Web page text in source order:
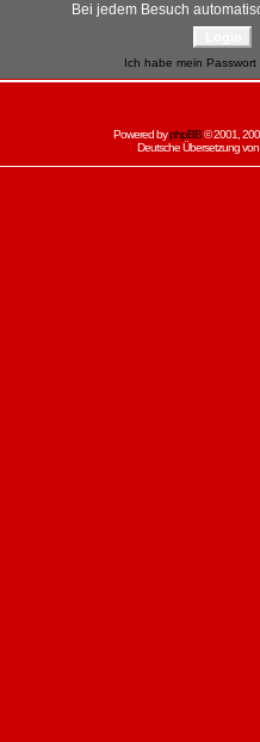
Bei jedem Besuch
Ich habe mein Passwort
Powered byphpBB© 2001,
Deutsche Übersetzung von